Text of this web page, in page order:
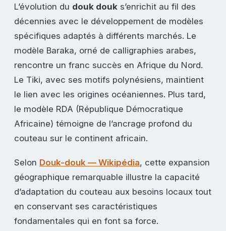
L’évolution du douk douk s’enrichit au fil des
décennies avec le développement de modèles
spécifiques adaptés à différents marchés. Le
modèle Baraka, orné de calligraphies arabes,
rencontre un franc succès en Afrique du Nord.
Le Tiki, avec ses motifs polynésiens, maintient
le lien avec les origines océaniennes. Plus tard,
le modèle RDA (République Démocratique
Africaine) témoigne de l’ancrage profond du
couteau sur le continent africain.
Selon Douk-douk — Wikipédia, cette expansion
géographique remarquable illustre la capacité
d’adaptation du couteau aux besoins locaux tout
en conservant ses caractéristiques
fondamentales qui en font sa force.